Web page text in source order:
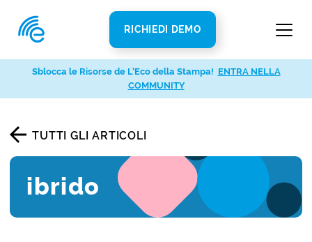
RICHIEDI DEMO
TUTTI GLI ARTICOLI
ibrido
Sblocca le Risorse de L’Eco della Stampa! ENTRA NELLA
COMMUNITY